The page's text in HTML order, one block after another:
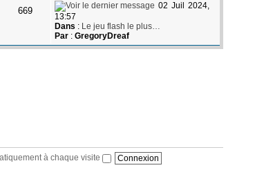
669
02 Juil 2024,
13:57
Dans : Le jeu flash le plus…
Par: GregoryDreaf
à chaque visite